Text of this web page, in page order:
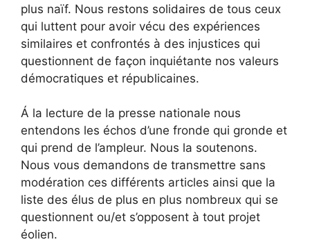
plus naïf. Nous restons solidaires de tous ceux
qui luttent pour avoir vécu des expériences
similaires et confrontés à des injustices qui
questionnent de façon inquiétante nos valeurs
démocratiques et républicaines.
Á la lecture de la presse nationale nous
entendons les échos d’une fronde qui gronde et
qui prend de l’ampleur. Nous la soutenons.
Nous vous demandons de transmettre sans
modération ces différents articles ainsi que la
liste des élus de plus en plus nombreux qui se
questionnent ou/et s’opposent à tout projet
éolien.